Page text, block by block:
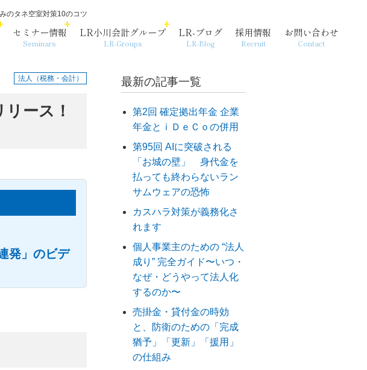
経営支援・コンサル
セミナー情報
Seminars
LR小川会計グループ
LR-Groups
個人情報保護方針
LR-ブログ
LR-Blog
採用情報
Recruit
お問い合わせ
Contact
のタネ空室対策10のコツ
法人（税務・会計）
ース！
発」のビデ
最新の記事一覧
第2回 確定拠出年金 企業
年金とｉＤｅＣｏの併用
第95回 AIに突破される
「お城の壁」 身代金を
払っても終わらないラン
サムウェアの恐怖
カスハラ対策が義務化さ
れます
個人事業主のための “法人
成り” 完全ガイド〜いつ・
なぜ・どうやって法人化
するのか〜
売掛金・貸付金の時効
と、防衛のための「完成
猶予」「更新」「援用」
の仕組み